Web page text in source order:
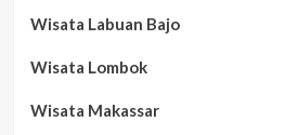
Wisata Labuan Bajo
Wisata Lombok
Wisata Makassar